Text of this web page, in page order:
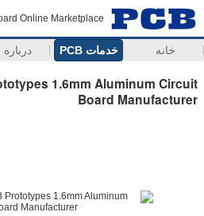
Online Marketplace
خانه خدمات PCB درباره
1.6mm Aluminum Circuit
Board Manufacturer